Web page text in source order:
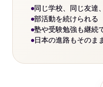
同じ学校、同じ友達
部活動を続けられる
塾や受験勉強も継続
日本の進路もそのま